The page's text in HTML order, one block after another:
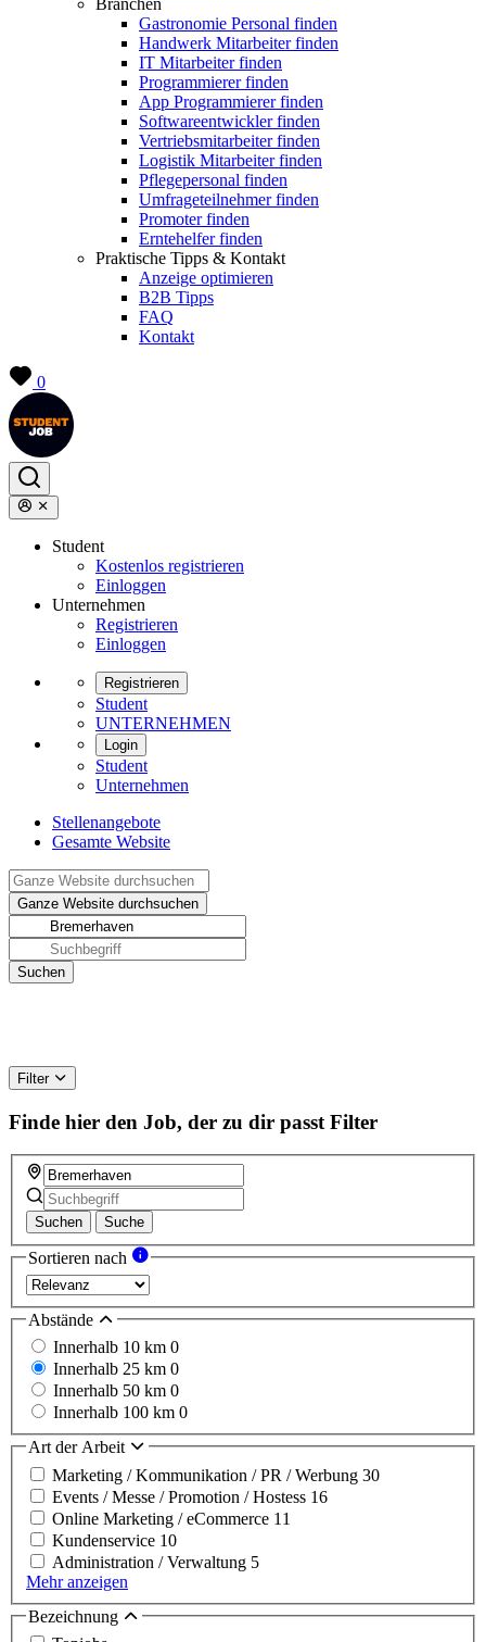
Branchen
Gastronomie Personal finden
Handwerk Mitarbeiter finden
IT Mitarbeiter finden
Programmierer finden
App Programmierer finden
Softwareentwickler finden
Vertriebsmitarbeiter finden
Logistik Mitarbeiter finden
Pflegepersonal finden
Umfrageteilnehmer finden
Promoter finden
Erntehelfer finden
Praktische Tipps & Kontakt
Anzeige optimieren
B2B Tipps
FAQ
Kontakt
0
Student
Kostenlos registrieren
Einloggen
Unternehmen
Registrieren
Einloggen
Registrieren
Student
UNTERNEHMEN
Login
Student
Unternehmen
Stellenangebote
Gesamte Website
Filter
Finde hier den Job, der zu dir passt Filter
Suchen Suche
Sortieren nach
Abstände
Innerhalb 10 km 0
Innerhalb 25 km 0
Innerhalb 50 km 0
Innerhalb 100 km 0
Art der Arbeit
Marketing / Kommunikation / PR / Werbung 30
Events / Messe / Promotion / Hostess 16
Online Marketing / eCommerce 11
Kundenservice 10
Administration / Verwaltung 5
Mehr anzeigen
Bezeichnung